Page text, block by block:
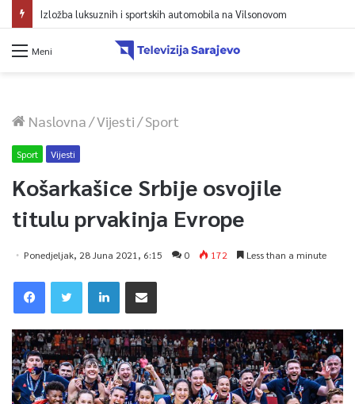
Izložba luksuznih i sportskih automobila na Vilsonovom
Meni
Naslovna/Vijesti/Sport
Sport Vijesti
Košarkašice Srbije osvojile
titulu prvakinja Evrope
Ponedjeljak, 28 Juna 2021, 6:15 0 172 Less than a minute